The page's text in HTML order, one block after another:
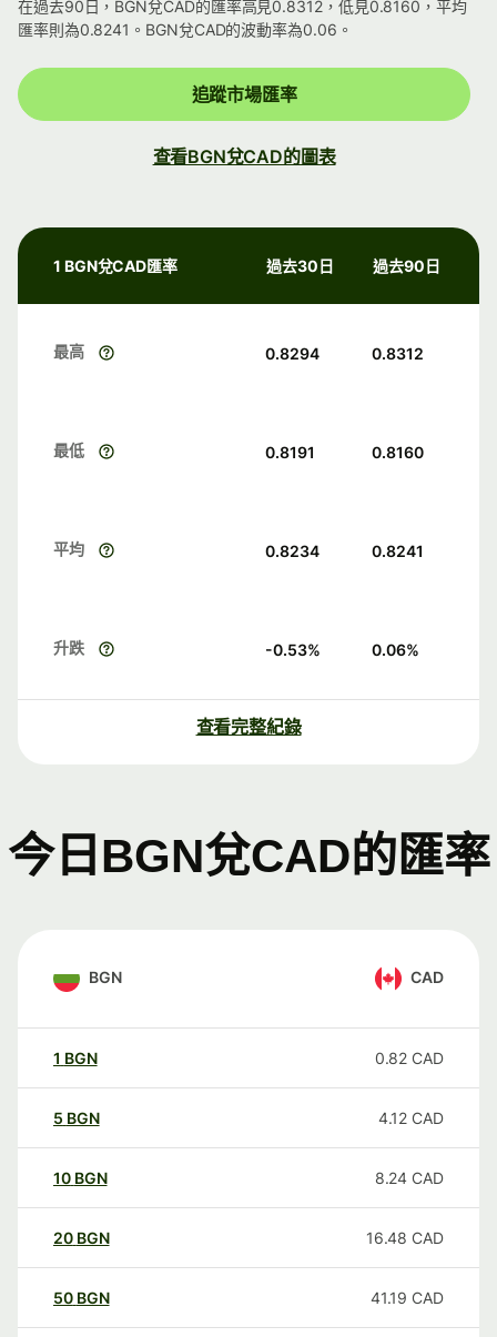
在過去90日，BGN兌CAD的匯率高見0.8312，低見0.8160，平均
匯率則為0.8241。BGN兌CAD的波動率為0.06。
追蹤市場匯率
查看BGN兌CAD的圖表
1 BGN兌CAD匯率 過去30日 過去90日
最高 0.8294 0.8312
最低 0.8191 0.8160
平均 0.8234 0.8241
升跌 -0.53% 0.06%
查看完整紀錄
今日BGN兌CAD的匯率
BGN CAD
1 BGN 0.82 CAD
5 BGN 4.12 CAD
10 BGN 8.24 CAD
20 BGN 16.48 CAD
50 BGN 41.19 CAD